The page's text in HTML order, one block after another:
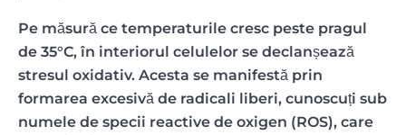
Pe măsură ce temperaturile cresc peste pragul
de 35°C, în interiorul celulelor se declanșează
stresul oxidativ. Acesta se manifestă prin
formarea excesivă de radicali liberi, cunoscuți sub
numele de specii reactive de oxigen (ROS), care